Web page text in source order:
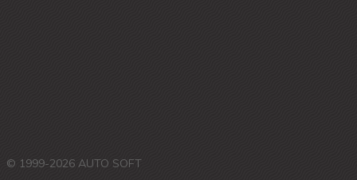
© 1999-2026 AUTO SOFT